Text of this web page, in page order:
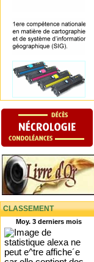
CLASSEMENT
Moy. 3 derniers mois